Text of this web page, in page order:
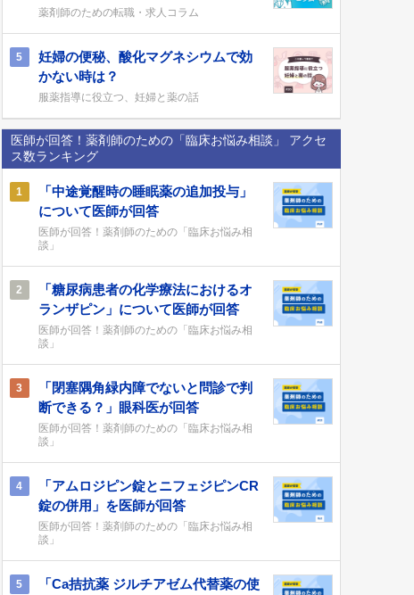
薬剤師のための転職・求人コラム
5
妊婦の便秘、酸化マグネシウムで効
かない時は？
服薬指導に役立つ、妊婦と薬の話
医師が回答！薬剤師のための「臨床お悩み相談」 アクセ
ス数ランキング
1
「中途覚醒時の睡眠薬の追加投与」
について医師が回答
医師が回答！薬剤師のための「臨床お悩み相
談」
2
「糖尿病患者の化学療法におけるオ
ランザピン」について医師が回答
医師が回答！薬剤師のための「臨床お悩み相
談」
3
「閉塞隅角緑内障でないと問診で判
断できる？」眼科医が回答
医師が回答！薬剤師のための「臨床お悩み相
談」
4
「アムロジピン錠とニフェジピンCR
錠の併用」を医師が回答
医師が回答！薬剤師のための「臨床お悩み相
談」
5
「Ca拮抗薬 ジルチアゼム代替薬の使